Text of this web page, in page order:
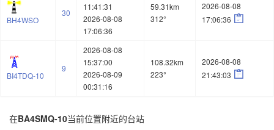
BH4WSO
30
11:41:31
2026-08-08
17:06:36
59.31km
312°
2026-08-08
17:06:36 
BI4TDQ-10
9
2026-08-08
15:37:00
2026-08-09
00:31:16
108.32km
223°
2026-08-08
21:43:03 
在BA4SMQ-10当前位置附近的台站